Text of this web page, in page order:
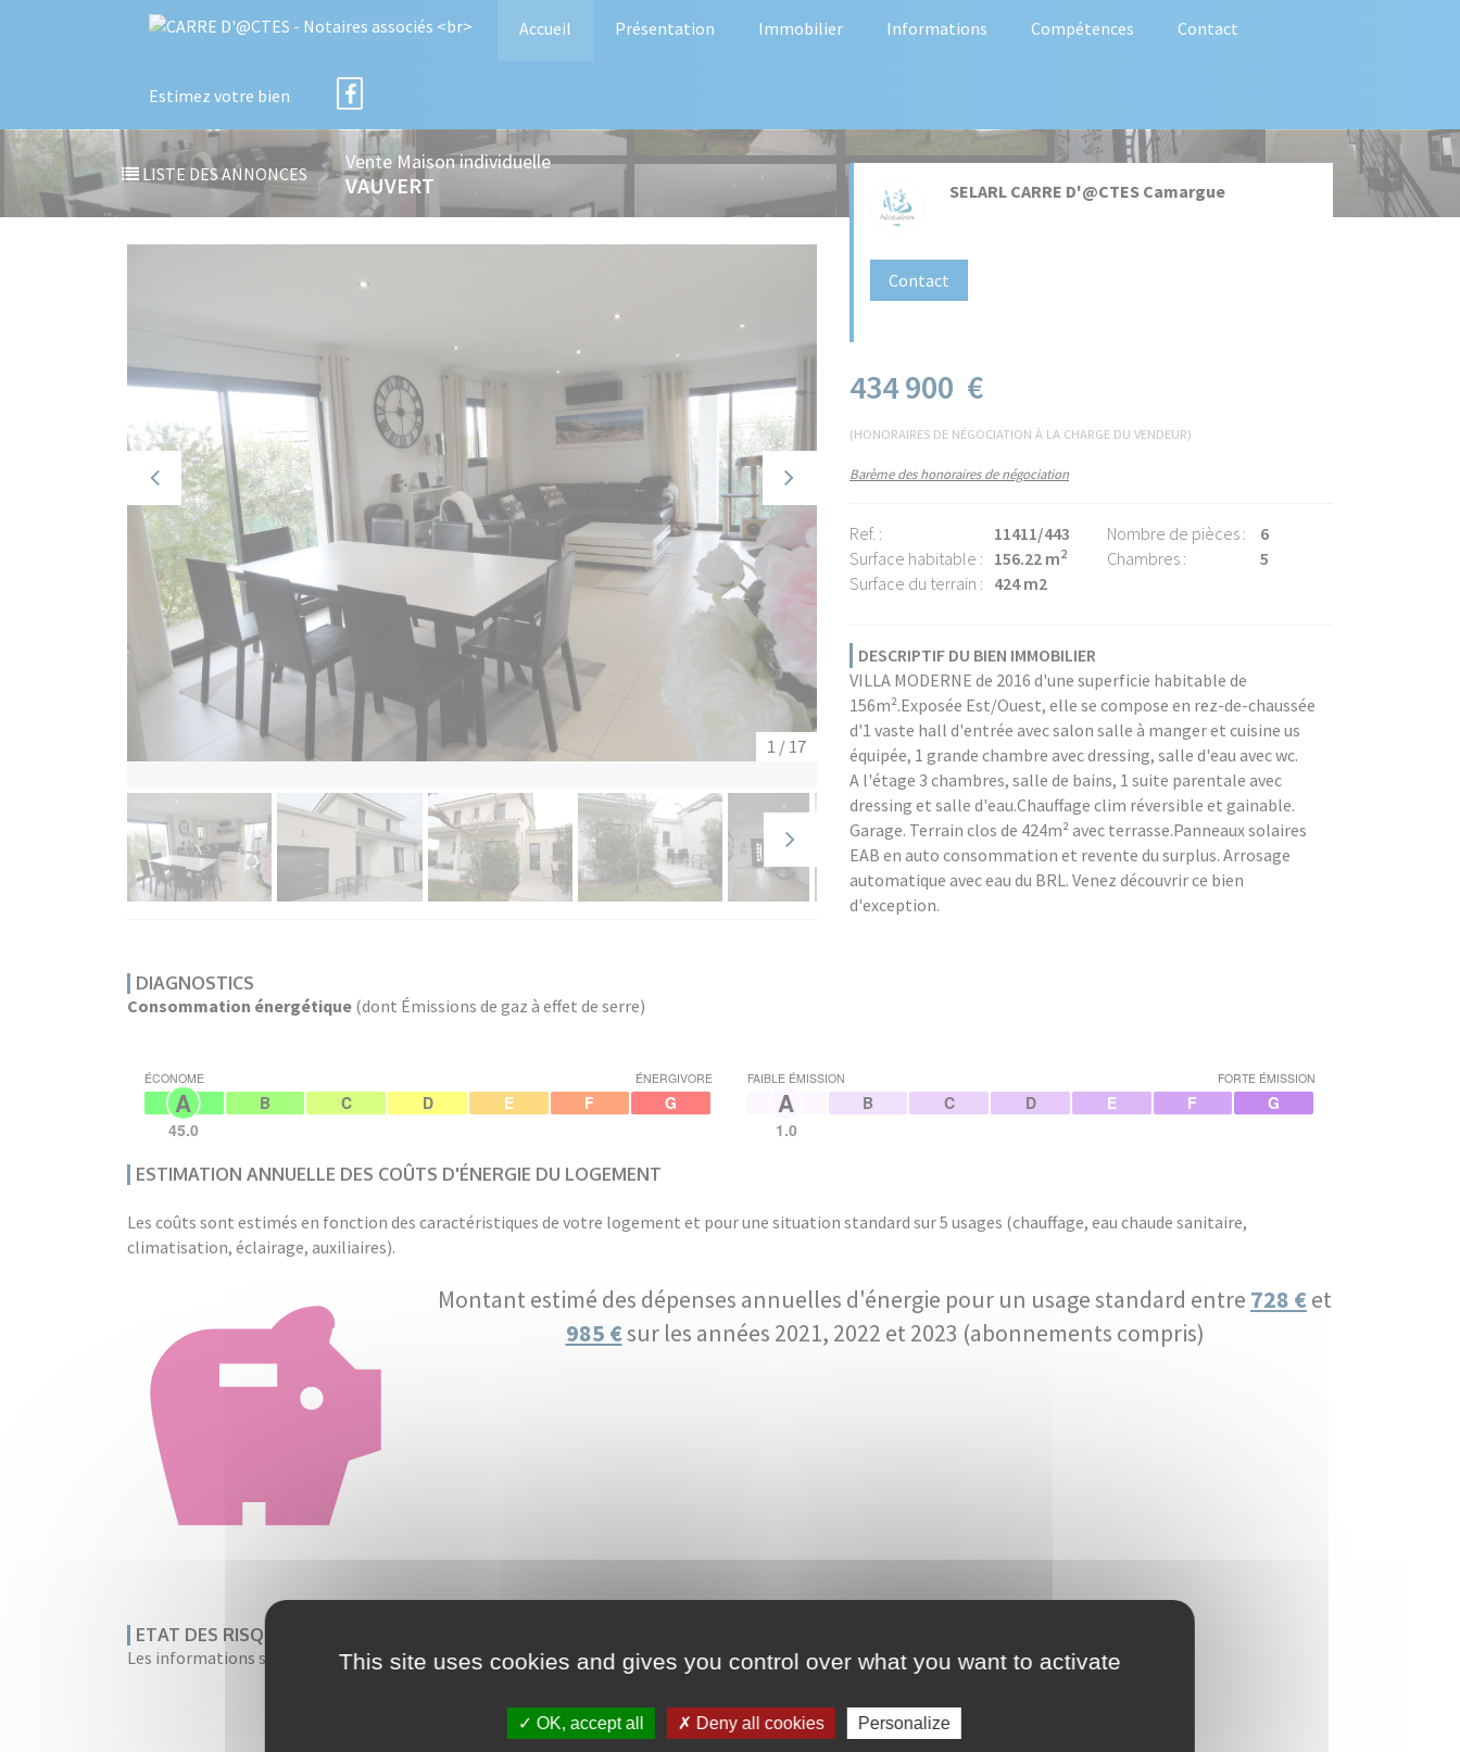
Accueil Présentation Immobilier Informations Compétences Contact
Estimez votre bien
LISTE DES ANNONCES Vente Maison individuelle
VAUVERT
1 / 17
SELARL CARRE D'@CTES Camargue
Contact
434 900 €
(HONORAIRES DE NÉGOCIATION À LA CHARGE DU VENDEUR)
Barème des honoraires de négociation
Ref. :
11411/443
Surface habitable : 156.22 m2
Surface du terrain : 424 m2
Nombre de pièces :
6
Chambres :
5
DESCRIPTIF DU BIEN IMMOBILIER
VILLA MODERNE de 2016 d'une superficie habitable de
156m².Exposée Est/Ouest, elle se compose en rez-de-chaussée
d'1 vaste hall d'entrée avec salon salle à manger et cuisine us
équipée, 1 grande chambre avec dressing, salle d'eau avec wc.
A l'étage 3 chambres, salle de bains, 1 suite parentale avec
dressing et salle d'eau.Chauffage clim réversible et gainable.
Garage. Terrain clos de 424m² avec terrasse.Panneaux solaires
EAB en auto consommation et revente du surplus. Arrosage
automatique avec eau du BRL. Venez découvrir ce bien
d'exception.
DIAGNOSTICS
Consommation énergétique (dont Émissions de gaz à effet de serre)
A
45.0
B C D E F G
ÉCONOME ÉNERGIVORE
A
1.0
B C D E F G
FAIBLE ÉMISSION FORTE ÉMISSION
ESTIMATION ANNUELLE DES COÛTS D'ÉNERGIE DU LOGEMENT
Les coûts sont estimés en fonction des caractéristiques de votre logement et pour une situation standard sur 5 usages (chauffage, eau chaude sanitaire,
climatisation, éclairage, auxiliaires).
Montant estimé des dépenses annuelles d'énergie pour un usage standard entre 728 €et
985 €sur les années 2021, 2022 et 2023 (abonnements compris)
ETAT DES RISQUES
Les informations sur les risques auxquels ce bien est exposé sont disponibles sur le site Géoriques : www.georisques.gouv.fr
This site uses cookies and gives you control over what you want to activate
OK, accept all Deny all cookies Personalize